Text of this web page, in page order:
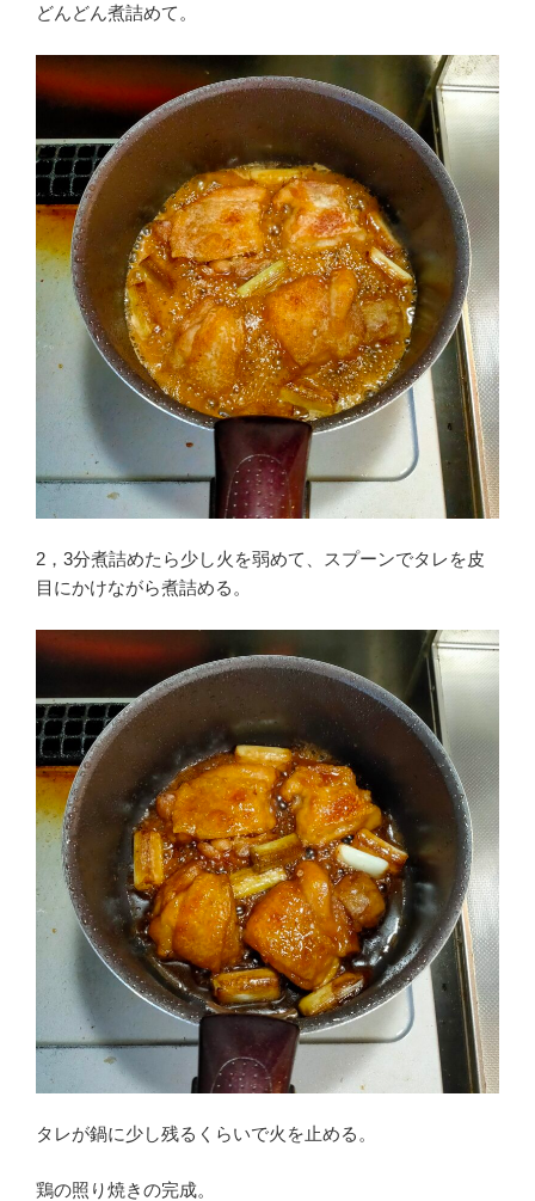
どんどん煮詰めて。
2，3分煮詰めたら少し火を弱めて、スプーンでタレを皮
目にかけながら煮詰める。
タレが鍋に少し残るくらいで火を止める。
鶏の照り焼きの完成。